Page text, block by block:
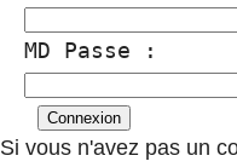
MD Passe :
Si vous n'avez pas un